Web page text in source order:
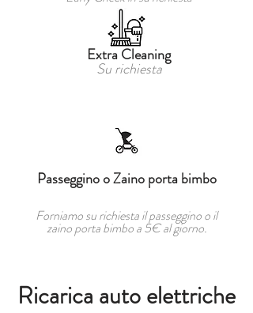
Extra Cleaning
Su richiesta
Passeggino o Zaino porta bimbo
Forniamo su richiesta il passeggino o il
zaino porta bimbo a 5€ al giorno.
Ricarica auto elettriche